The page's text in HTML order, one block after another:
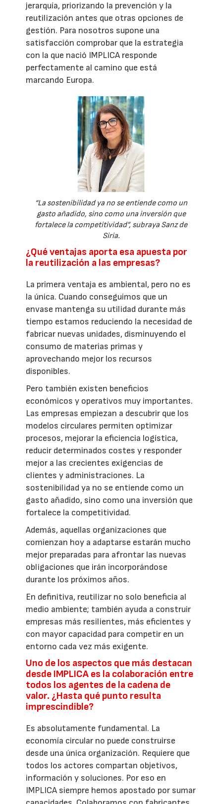
jerarquía, priorizando la prevención y la
reutilización antes que otras opciones de
gestión. Para nosotros supone una
satisfacción comprobar que la estrategia
con la que nació IMPLICA responde
perfectamente al camino que está
marcando Europa.
“La sostenibilidad ya no se entiende como un
gasto añadido, sino como una inversión que
fortalece la competitividad”, subraya Sanz de
Siria.
¿Qué ventajas aporta esa apuesta por
la reutilización a las empresas?
La primera ventaja es ambiental, pero no es
la única. Cuando conseguimos que un
envase mantenga su utilidad durante más
tiempo estamos reduciendo la necesidad de
fabricar nuevas unidades, disminuyendo el
consumo de materias primas y
aprovechando mejor los recursos
disponibles.
Pero también existen beneficios
económicos y operativos muy importantes.
Las empresas empiezan a descubrir que los
modelos circulares permiten optimizar
procesos, mejorar la eficiencia logística,
reducir determinados costes y responder
mejor a las crecientes exigencias de
clientes y administraciones. La
sostenibilidad ya no se entiende como un
gasto añadido, sino como una inversión que
fortalece la competitividad.
Además, aquellas organizaciones que
comienzan hoy a adaptarse estarán mucho
mejor preparadas para afrontar las nuevas
obligaciones que irán incorporándose
durante los próximos años.
En definitiva, reutilizar no solo beneficia al
medio ambiente; también ayuda a construir
empresas más resilientes, más eficientes y
con mayor capacidad para competir en un
entorno cada vez más exigente.
Uno de los aspectos que más destacan
desde IMPLICA es la colaboración entre
todos los agentes de la cadena de
valor. ¿Hasta qué punto resulta
imprescindible?
Es absolutamente fundamental. La
economía circular no puede construirse
desde una única organización. Requiere que
todos los actores compartan objetivos,
información y soluciones. Por eso en
IMPLICA siempre hemos apostado por sumar